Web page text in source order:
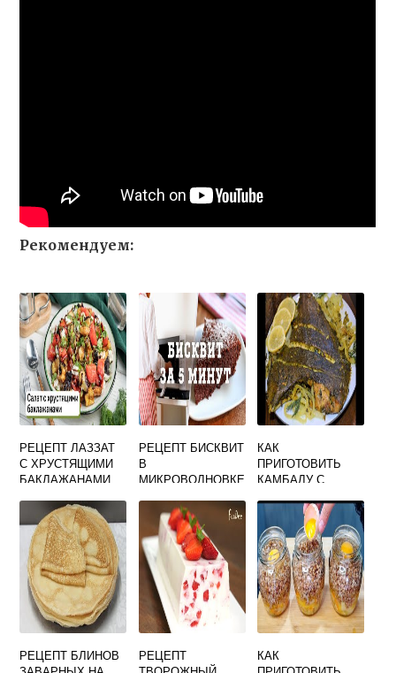
Рекомендуем:
РЕЦЕПТ ЛАЗЗАТ
С ХРУСТЯЩИМИ
БАКЛАЖАНАМИ
САЛАТ
РЕЦЕПТ БИСКВИТ
В
МИКРОВОЛНОВКЕ
КАК
ПРИГОТОВИТЬ
КАМБАЛУ С
ДУХОВКЕ
РЕЦЕПТ БЛИНОВ
РЕЦЕПТ
КАК